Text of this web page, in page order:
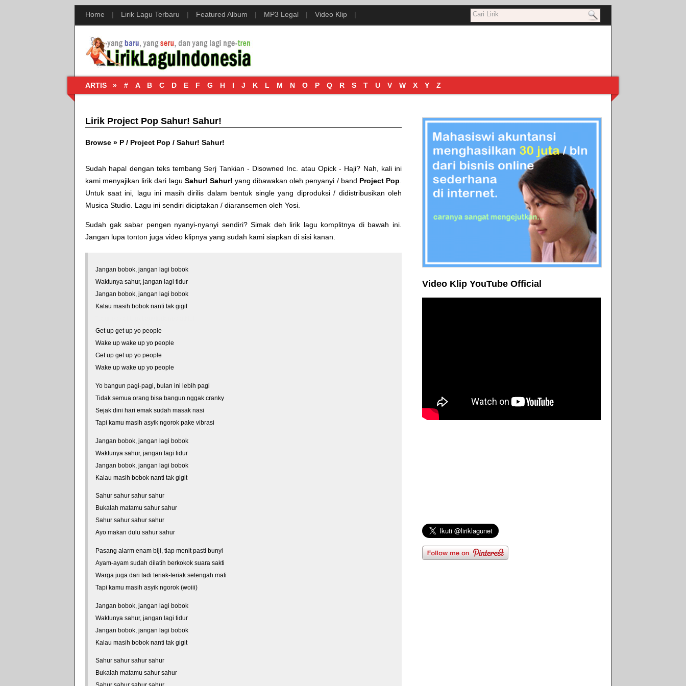
Home | Lirik Lagu Terbaru | Featured Album | MP3 Legal | Video Klip |
ARTIS » # A B C D E F G H I J K L M N O P Q R S T U V W X Y Z
Lirik Project Pop Sahur! Sahur!
Browse » P / Project Pop / Sahur! Sahur!
Sudah hapal dengan teks tembangSerj Tankian - Disowned Inc. atau Opick - Haji? Nah, kali ini
kami menyajikan lirik dari lagu Sahur! Sahur! yang dibawakan oleh penyanyi / band Project Pop
Untuk saat ini, lagu ini masih dirilis dalam bentuk single yang diproduksi / didistribusikan oleh
Musica Studio . Lagu ini sendiri diciptakan / diaransemen oleh Yosi.
Sudah gak sabar pengen nyanyi-nyanyi sendiri? Simak deh lirik lagu komplitnya di bawah ini.
Jangan lupa tonton juga video klipnya yang sudah kami siapkan di sisi kanan.
Jangan bobok, jangan lagi bobok
Waktunya sahur, jangan lagi tidur
Jangan bobok, jangan lagi bobok
Kalau masih bobok nanti tak gigit
Get up get up yo people
Wake up wake up yo people
Get up get up yo people
Wake up wake up yo people
Yo bangun pagi-pagi, bulan ini lebih pagi
Tidak semua orang bisa bangun nggak cranky
Sejak dini hari emak sudah masak nasi
Tapi kamu masih asyik ngorok pake vibrasi
Jangan bobok, jangan lagi bobok
Waktunya sahur, jangan lagi tidur
Jangan bobok, jangan lagi bobok
Kalau masih bobok nanti tak gigit
Sahur sahur sahur sahur
Bukalah matamu sahur sahur
Sahur sahur sahur sahur
Ayo makan dulu sahur sahur
Pasang alarm enam biji, tiap menit pasti bunyi
Ayam-ayam sudah dilatih berkokok suara sakti
Warga juga dari tadi teriak-teriak setengah mati
Tapi kamu masih asyik ngorok (woiii)
Jangan bobok, jangan lagi bobok
Waktunya sahur, jangan lagi tidur
Jangan bobok, jangan lagi bobok
Kalau masih bobok nanti tak gigit
Sahur sahur sahur sahur
Bukalah matamu sahur sahur
Video Klip YouTube Official